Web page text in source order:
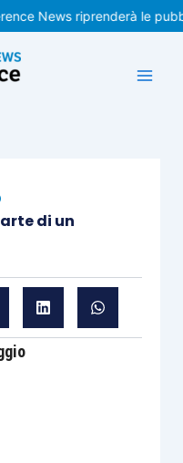
News riprenderà le
di un